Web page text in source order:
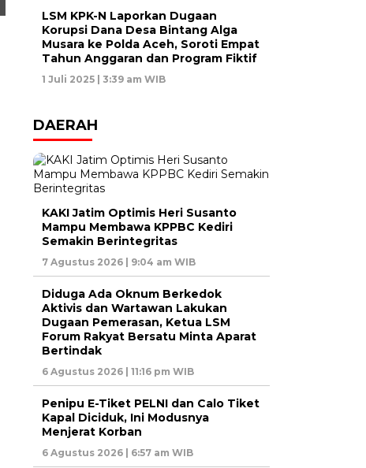
LSM KPK-N Laporkan Dugaan
Korupsi Dana Desa Bintang Alga
Musara ke Polda Aceh, Soroti Empat
Tahun Anggaran dan Program Fiktif
1 Juli 2025 | 3:39 am WIB
DAERAH
KAKI Jatim Optimis Heri Susanto
Mampu Membawa KPPBC Kediri
Semakin Berintegritas
7 Agustus 2026 | 9:04 am WIB
Diduga Ada Oknum Berkedok
Aktivis dan Wartawan Lakukan
Dugaan Pemerasan, Ketua LSM
Forum Rakyat Bersatu Minta Aparat
Bertindak
6 Agustus 2026 | 11:16 pm WIB
Penipu E-Tiket PELNI dan Calo Tiket
Kapal Diciduk, Ini Modusnya
Menjerat Korban
6 Agustus 2026 | 6:57 am WIB